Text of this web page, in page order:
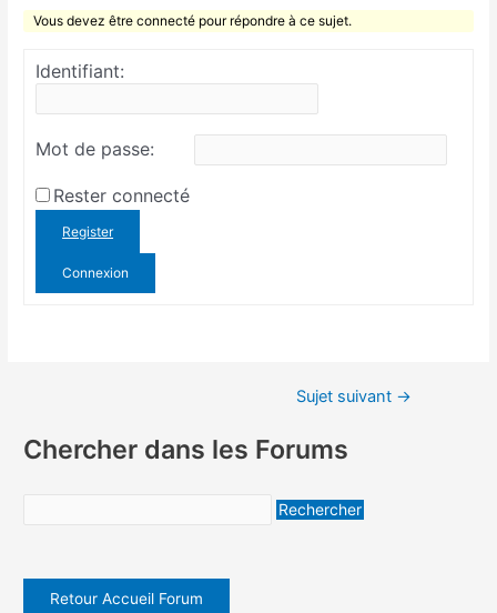
Vous devez être connecté pour répondre à ce sujet.
Identifiant:
Mot de passe:
Rester connecté
Register
Connexion
Sujet suivant →
Chercher dans les Forums
Retour Accueil Forum